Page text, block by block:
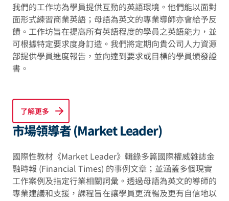
我們的工作坊為學員提供互動的英語環境。他們能以面對
面形式練習商業英語；母語為英文的專業導師亦會給予反
饋。工作坊旨在提高所有英語程度的學員之英語能力，並
可根據特定要求度身訂造。我們將定期向貴公司人力資源
部提供學員進度報告，並向達到要求或目標的學員頒發證
書。
了解更多
市場領導者 (Market Leader)
國際性教材《Market Leader》輯錄多篇國際權威雜誌金
融時報 (Financial Times) 的事例文章；並涵蓋多個現實
工作案例及指定行業相關詞彙。透過母語為英文的導師的
專業建議和支援，課程旨在讓學員更流暢及更有自信地以